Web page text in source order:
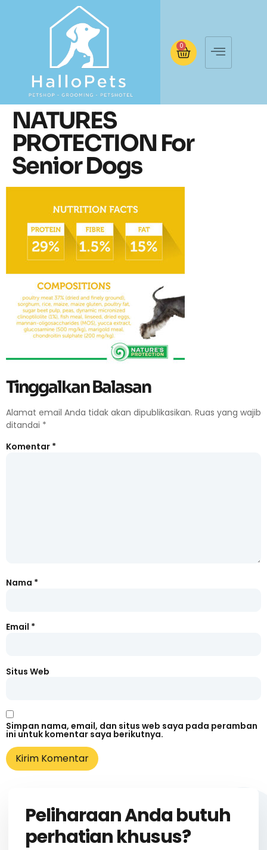
0
NATURES
PROTECTION For
Senior Dogs
Tinggalkan Balasan
Alamat email Anda tidak akan dipublikasikan. Ruas yang wajib
ditandai *
Komentar *
Nama *
Email *
Situs Web
Simpan nama, email, dan situs web saya pada peramban
ini untuk komentar saya berikutnya.
Peliharaan Anda butuh
perhatian khusus?